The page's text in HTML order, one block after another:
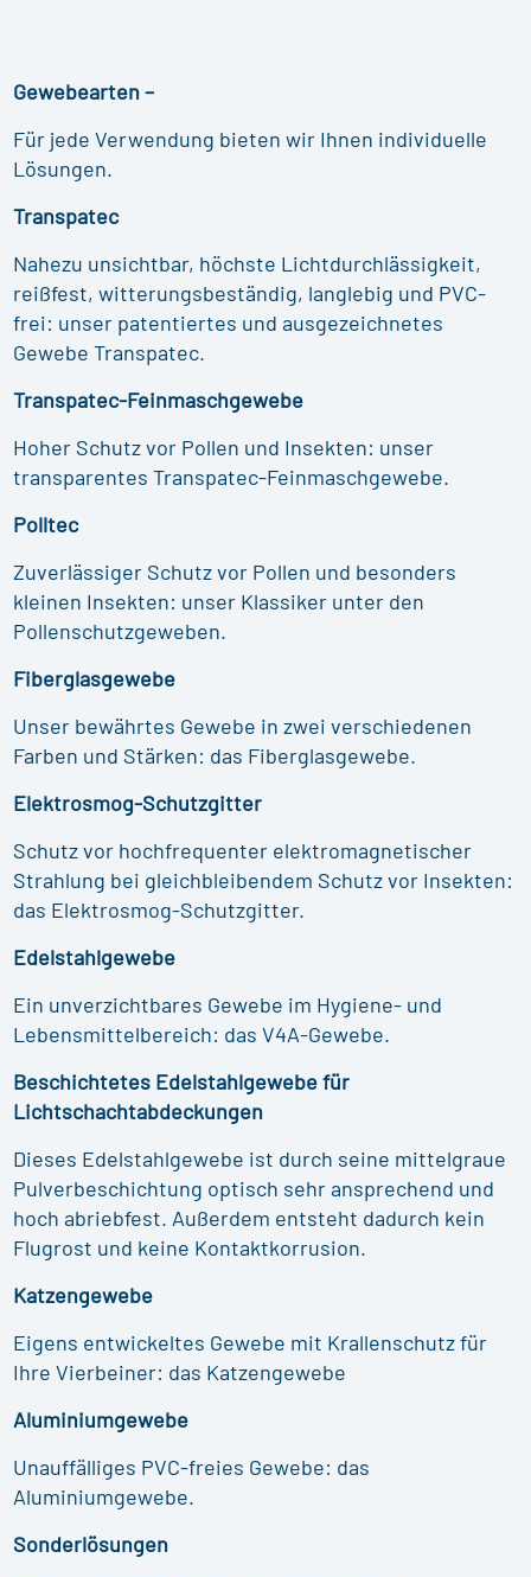
Gewebearten –
Für jede Verwendung bieten wir Ihnen individuelle
Lösungen.
Transpatec
Nahezu unsichtbar, höchste Lichtdurchlässigkeit,
reißfest, witterungsbeständig, langlebig und PVC-
frei: unser patentiertes und ausgezeichnetes
Gewebe Transpatec.
Transpatec-Feinmaschgewebe
Hoher Schutz vor Pollen und Insekten: unser
transparentes Transpatec-Feinmaschgewebe.
Polltec
Zuverlässiger Schutz vor Pollen und besonders
kleinen Insekten: unser Klassiker unter den
Pollenschutzgeweben.
Fiberglasgewebe
Unser bewährtes Gewebe in zwei verschiedenen
Farben und Stärken: das Fiberglasgewebe.
Elektrosmog-Schutzgitter
Schutz vor hochfrequenter elektromagnetischer
Strahlung bei gleichbleibendem Schutz vor Insekten:
das Elektrosmog-Schutzgitter.
Edelstahlgewebe
Ein unverzichtbares Gewebe im Hygiene- und
Lebensmittelbereich: das V4A-Gewebe.
Beschichtetes Edelstahlgewebe für
Lichtschachtabdeckungen
Dieses Edelstahlgewebe ist durch seine mittelgraue
Pulverbeschichtung optisch sehr ansprechend und
hoch abriebfest. Außerdem entsteht dadurch kein
Flugrost und keine Kontaktkorrusion.
Katzengewebe
Eigens entwickeltes Gewebe mit Krallenschutz für
Ihre Vierbeiner: das Katzengewebe
Aluminiumgewebe
Unauffälliges PVC-freies Gewebe: das
Aluminiumgewebe.
Sonderlösungen